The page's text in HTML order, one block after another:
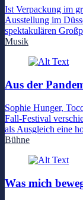
Ist Verpackung im
Ausstellung im
spektakulären
Musik
Aus der
Sophie Hunger,
Fall-Festival
als Ausgleich eine
Bühne
Was mich